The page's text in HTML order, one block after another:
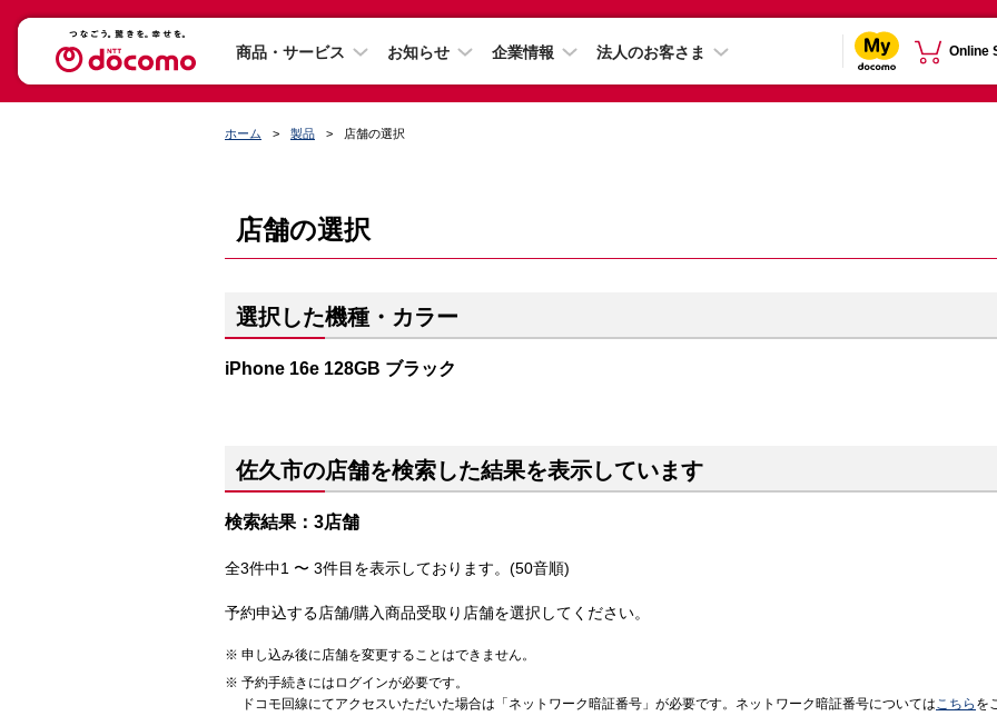
商品・サービス お知らせ 企業情報 法人のお客さま Online
ホーム 製品 店舗の選択
店舗の選択
選択した機種・カラー
iPhone 16e 128GB ブラック
佐久市の店舗を検索した結果を表示しています
検索結果：3店舗
全3件中1 〜 3件目を表示しております。(50音順)
予約申込する店舗/購入商品受取り店舗を選択してください。
申し込み後に店舗を変更することはできません。
予約手続きにはログインが必要です。
ドコモ回線にてアクセスいただいた場合は「ネットワーク暗証番号」が必要です。ネットワーク暗証番号についてはこちら を